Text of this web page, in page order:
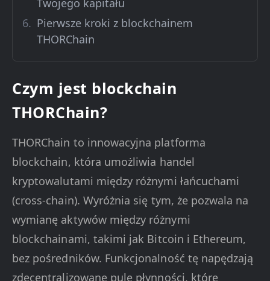
Twojego kapitału
Pierwsze kroki z blockchainem
THORChain
Czym jest blockchain
THORChain?
THORChain to innowacyjna platforma
blockchain, która umożliwia handel
kryptowalutami między różnymi łańcuchami
(cross-chain). Wyróżnia się tym, że pozwala na
wymianę aktywów między różnymi
blockchainami, takimi jak Bitcoin i Ethereum,
bez pośredników. Funkcjonalność tę napędzają
zdecentralizowane pule płynności, które